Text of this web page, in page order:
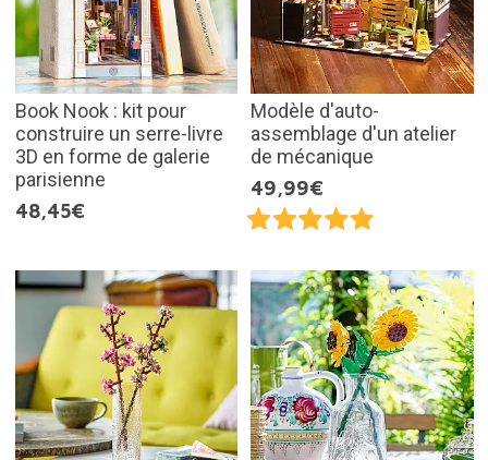
Book Nook : kit pour
construire un serre-livre
3D en forme de galerie
parisienne
48,45€
Modèle d'auto-
assemblage d'un atelier
de mécanique
49,99€